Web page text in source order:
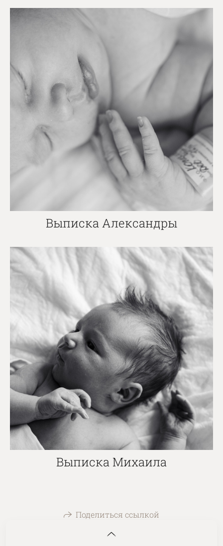
Выписка Александры
Выписка Михаила
Поделиться ссылкой
На сайте используются файлы cookie для работы сайта